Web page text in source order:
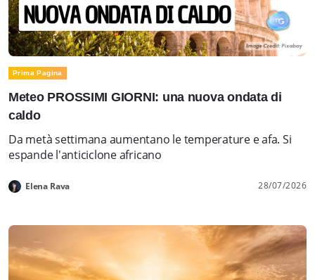
Prima Pagina
Meteo PROSSIMI GIORNI: una nuova ondata di
caldo
Da metà settimana aumentano le temperature e afa. Si
espande l'anticiclone africano
Elena Rava 28/07/2026